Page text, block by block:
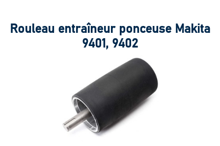
Rouleau entraîneur ponceuse Makita
9401, 9402